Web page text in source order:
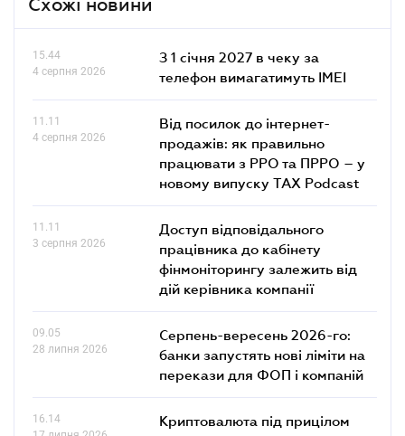
Схожі новини
15.44
4 серпня 2026
З 1 січня 2027 в чеку за
телефон вимагатимуть IMEI
11.11
4 серпня 2026
Від посилок до інтернет-
продажів: як правильно
працювати з РРО та ПРРО – у
новому випуску TAX Podcast
11.11
3 серпня 2026
Доступ відповідального
працівника до кабінету
фінмоніторингу залежить від
дій керівника компанії
09.05
28 липня 2026
Серпень-вересень 2026-го:
банки запустять нові ліміти на
перекази для ФОП і компаній
16.14
Криптовалюта під прицілом